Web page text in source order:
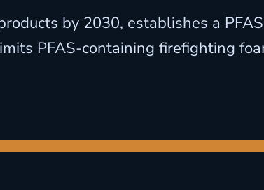
by 2030, establishes a
PFAS-containing firefighting